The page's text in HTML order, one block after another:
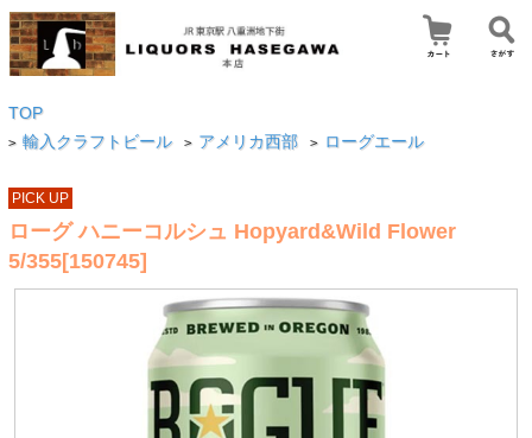
TOP
> 輸入クラフトビール > アメリカ西部 > ローグエール
PICK UP
ローグ ハニーコルシュ Hopyard&Wild Flower
5/355[150745]